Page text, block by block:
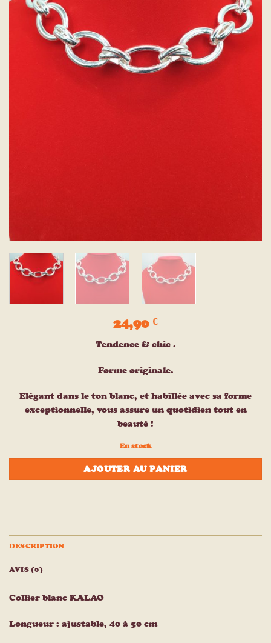
24,90 €
Tendence & chic .
Forme originale.
Elégant dans le ton blanc, et habillée avec sa forme
exceptionnelle, vous assure un quotidien tout en
beauté !
En stock
AJOUTER AU PANIER
DESCRIPTION
AVIS (0)
Collier blanc KALAO
Longueur : ajustable, 40 à 50 cm